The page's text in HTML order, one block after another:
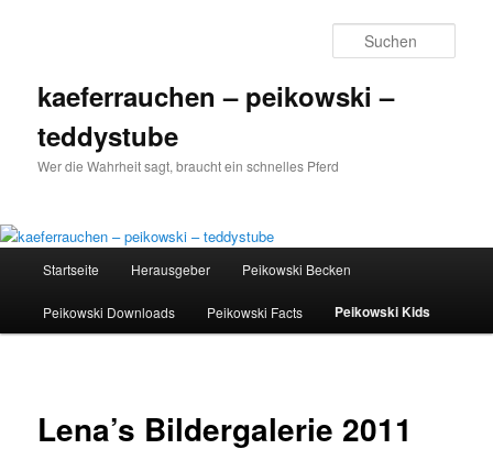
kaeferrauchen – peikowski –
teddystube
Wer die Wahrheit sagt, braucht ein schnelles Pferd
Zum
Inhalt
Startseite Herausgeber Peikowski Becken
Peikowski Downloads Peikowski Facts Peikowski Kids
Lena’s Bildergalerie 2011